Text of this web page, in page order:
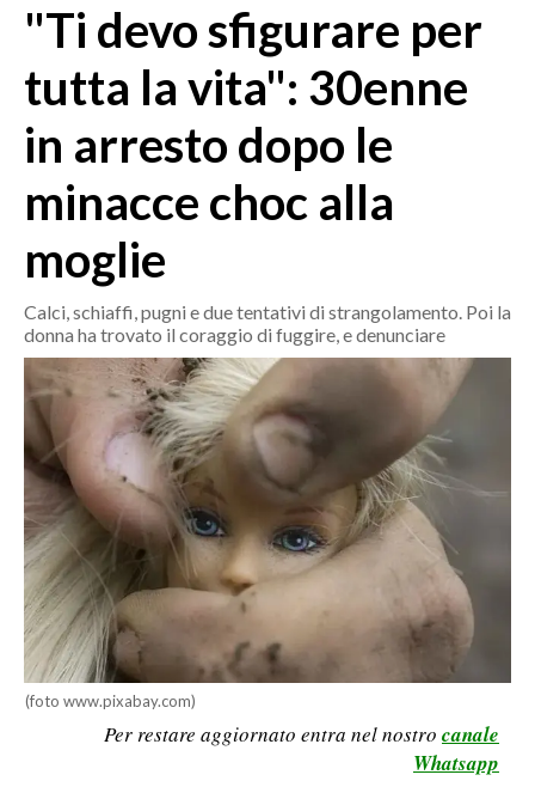
MEDIO CAMPIDANO
SASSARI E PROVINCIA
GALLURA
NUORO E PROVINCIA
OGLIASTRA
ITALIA
MONDO
POLITICA
ECONOMIA
SERVIZI ALLE IMPRESE
LAVORO
BANDI
SPORT IN SARDEGNA
"Ti devo sfigurare per
tutta la vita": 30enne
in arresto dopo le
minacce choc alla
moglie
Calci, schiaffi, pugni e due tentativi di strangolamento. Poi la
donna ha trovato il coraggio di fuggire, e denunciare
(foto www.pixabay.com)
Per restare aggiornato entra nel nostro canale
Whatsapp